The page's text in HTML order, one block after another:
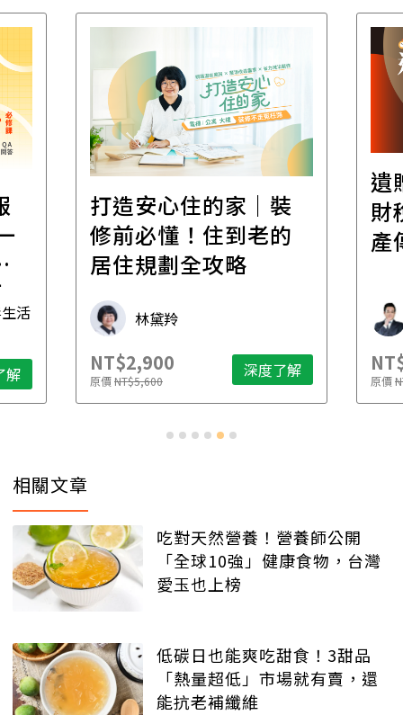
活
解
打造安心住的家｜裝
修前必懂！住到老的
居住規劃全攻略
林黛羚
NT$2,900
原價NT$5,600 深度了解
遺
財
產
原價
相關文章
吃對天然營養！營養師公開
「全球10強」健康食物，台灣
愛玉也上榜
低碳日也能爽吃甜食！3甜品
「熱量超低」市場就有賣，還
能抗老補纖維